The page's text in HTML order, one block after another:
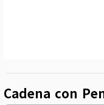
Cadena con